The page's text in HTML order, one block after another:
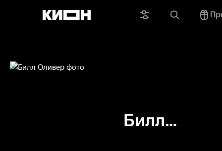
Билл